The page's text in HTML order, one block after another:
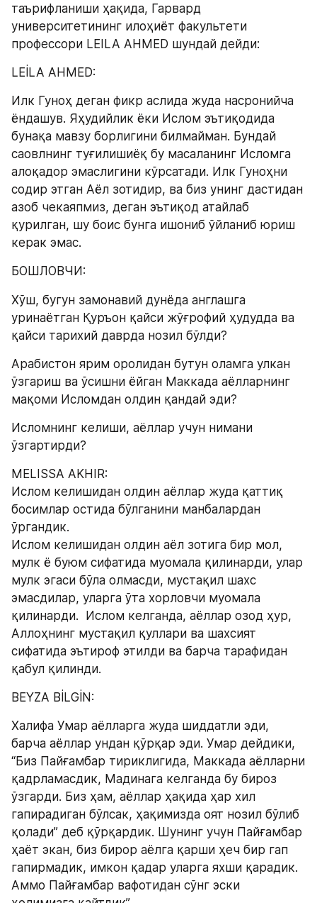
таърифланиши ҳақида, Гарвард
университетининг илоҳиёт факультети
профессори LEILA AHMED шундай дейди:
LEİLA AHMED:
Илк Гуноҳ деган фикр аслида жуда насронийча
ёндашув. Яҳудийлик ёки Ислом эътиқодида
бунақа мавзу борлигини билмайман. Бундай
саовлнинг туғилишиёқ бу масаланинг Исломга
алоқадор эмаслигини кўрсатади. Илк Гуноҳни
содир этган Аёл зотидир, ва биз унинг дастидан
азоб чекаяпмиз, деган эътиқод атайлаб
қурилган, шу боис бунга ишониб ўйланиб юриш
керак эмас.
БОШЛОВЧИ:
Хўш, бугун замонавий дунёда англашга
уринаётган Қуръон қайси жўғрофий ҳудудда ва
қайси тарихий даврда нозил бўлди?
Aрабистон ярим оролидан бутун оламга улкан
ўзгариш ва ўсишни ёйган Маккада аёлларнинг
мақоми Исломдан олдин қандай эди?
Исломнинг келиши, аёллар учун нимани
ўзгартирди?
MELISSA AKHIR:
Ислом келишидан олдин аёллар жуда қаттиқ
босимлар остида бўлганини манбалардан
ўргандик.
Ислом келишидан олдин аёл зотига бир мол,
мулк ё буюм сифатида муомала қилинарди, улар
мулк эгаси бўла олмасди, мустақил шахс
эмасдилар, уларга ўта хорловчи муомала
қилинарди.  Ислом келганда, аёллар озод ҳур,
Аллоҳнинг мустақил қуллари ва шахсият
сифатида эътироф этилди ва барча тарафидан
қабул қилинди.
BEYZA BİLGİN:
Халифа Умар аёлларга жуда шиддатли эди,
барча аёллар ундан қўрқар эди. Умар дейдики,
“Биз Пайғамбар тириклигида, Маккада аёлларни
қадрламасдик, Мадинага келганда бу бироз
ўзгарди. Биз ҳам, аёллар ҳақида ҳар хил
гапирадиган бўлсак, ҳақимизда оят нозил бўлиб
қолади” деб қўрқардик. Шунинг учун Пайғамбар
ҳаёт экан, биз бирор аёлга қарши ҳеч бир гап
гапирмадик, имкон қадар уларга яхши қарадик.
Aммо Пайғамбар вафотидан сўнг эски